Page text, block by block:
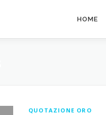
HOME
QUOTAZIONE ORO